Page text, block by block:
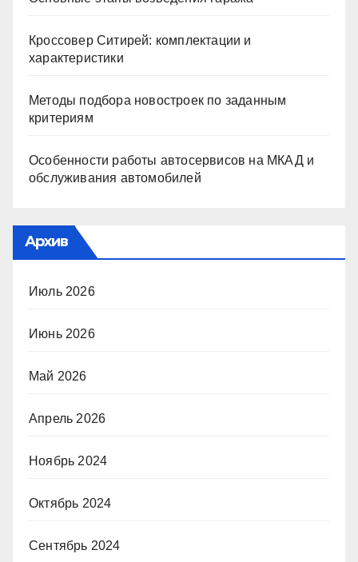
Кроссовер Ситирей: комплектации и
характеристики
Методы подбора новостроек по заданным
критериям
Особенности работы автосервисов на МКАД и
обслуживания автомобилей
Архив
Июль 2026
Июнь 2026
Май 2026
Апрель 2026
Ноябрь 2024
Октябрь 2024
Сентябрь 2024